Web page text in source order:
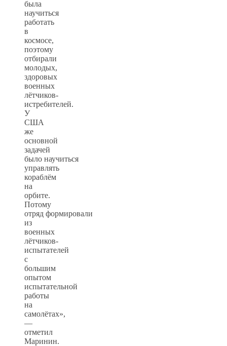
была
научиться
работать
в
космосе,
поэтому
отбирали
молодых,
здоровых
военных
лётчиков-
истребителей.
У
США
же
основной
задачей
было научиться
управлять
кораблём
на
орбите.
Потому
отряд формировали
из
военных
лётчиков-
испытателей
с
большим
опытом
испытательной
работы
на
самолётах»,
—
отметил
Маринин.